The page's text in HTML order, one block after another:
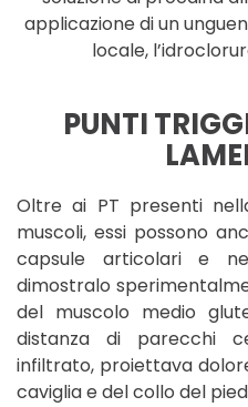
applicazione di un
locale,
PUNTI
Oltre ai PT presenti
muscoli, essi possono
capsule articolari e
dimostralo
del muscolo medio
distanza di parecchi
infiltrato, proiettava
caviglia e del collo del